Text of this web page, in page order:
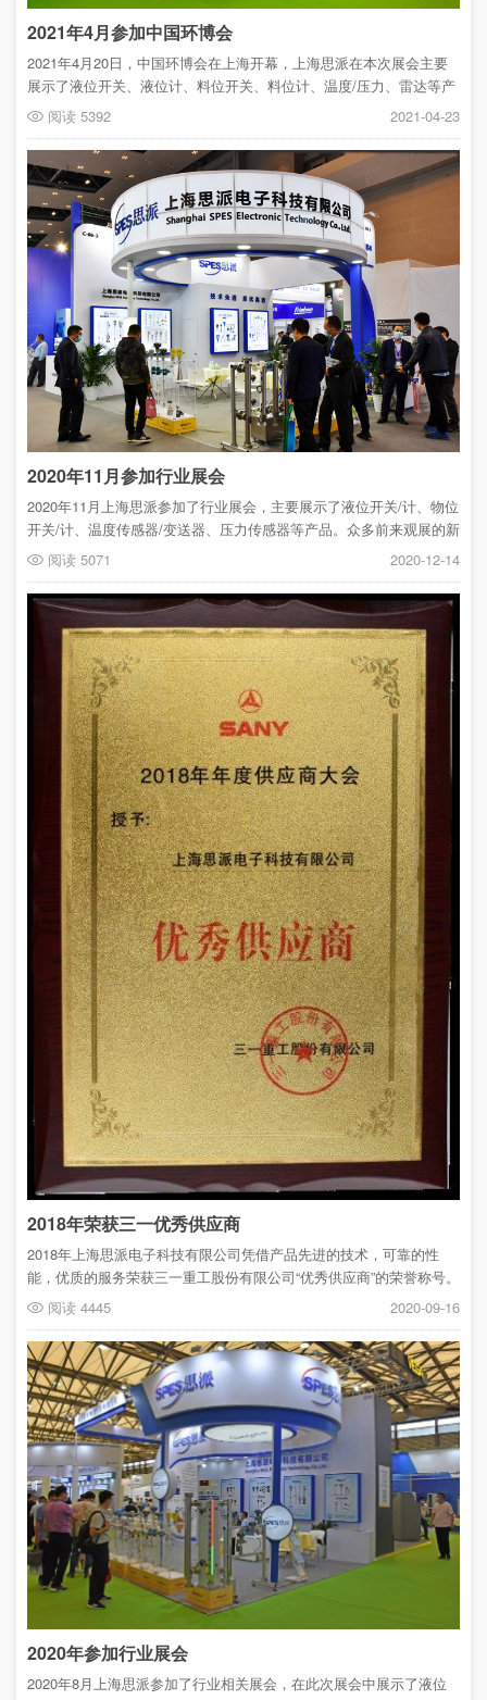
2021年4月参加中国环博会
2021年4月20日，中国环博会在上海开幕，上海思派在本次展会主要
展示了液位开关、液位计、料位开关、料位计、温度/压力、雷达等产
品，国内外众多环保、除尘、水处理行业专业观众前来参观洽谈并对
对思派的产品、技术、服务表示认可与赞赏。
阅读 5392 2021-04-23
2020年11月参加行业展会
2020年11月上海思派参加了行业展会，主要展示了液位开关/计、物位
开关/计、温度传感器/变送器、压力传感器等产品。众多前来观展的新
老客户对思派的新产品、先进技术表示认可与赞赏。未来，上海思派
阅读 5071 2020-12-14
2018年荣获三一优秀供应商
2018年上海思派电子科技有限公司凭借产品先进的技术，可靠的性
能，优质的服务荣获三一重工股份有限公司“优秀供应商”的荣誉称号。
阅读 4445
2020-09-16
2020年参加行业展会
2020年8月上海思派参加了行业相关展会，在此次展会中展示了液位